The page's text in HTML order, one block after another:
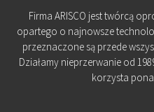
Firma ARISCO jest twórcą
opartego o najnowsze
przeznaczone są przede
Działamy nieprzerwanie od
korzysta